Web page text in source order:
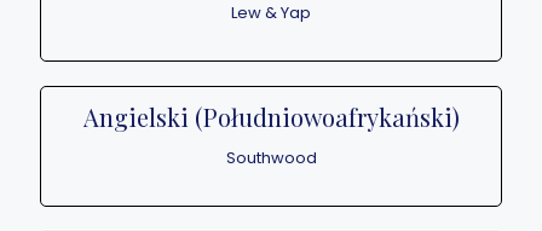
Lew & Yap
Angielski (Południowoafrykański)
Southwood